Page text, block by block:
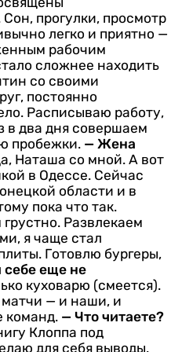
прогулки, просмотр
легко и приятно —
рабочим
сложнее находить
со своими
постоянно
Расписываю работу,
в два дня совершаем
пробежки. — Жена
Наташа со мной. А вот
в Одессе. Сейчас
области и в
пока что так.
Развлекаем
я чаще стал
Готовлю бургеры,
себе еще не
куховарю (смеется).
— и наши, и
команд. — Что читаете?
Клоппа под
для себя выводы.